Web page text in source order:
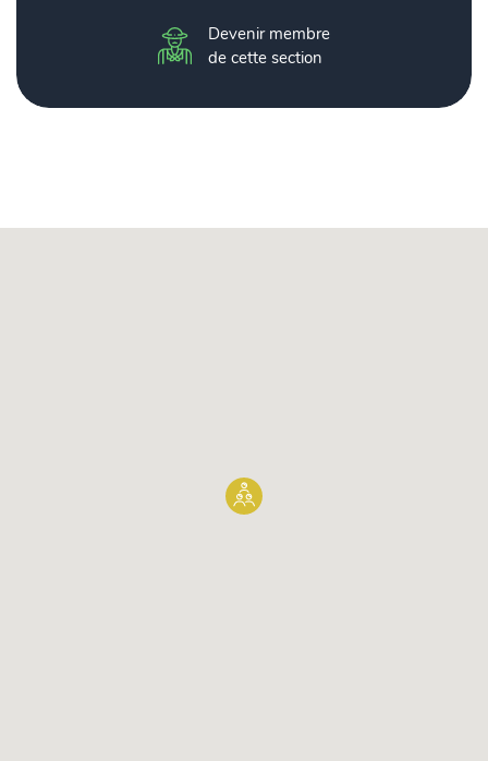
Devenir membre
de cette section